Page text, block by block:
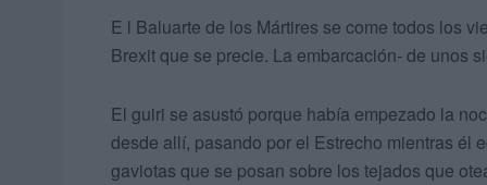
E l Baluarte de los Mártires se come todos los
Brexit que se precie. La embarcación- de unos
El guiri se asustó porque había empezado la
desde allí, pasando por el Estrecho mientras él
gaviotas que se posan sobre los tejados que